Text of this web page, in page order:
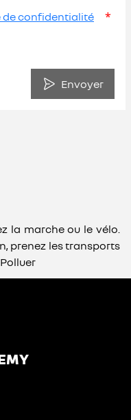
de confidentialité *
Envoyer
la marche ou le vélo.
prenez les transports